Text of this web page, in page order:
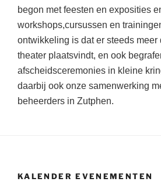
begon met feesten en exposities
workshops,cursussen en
ontwikkeling is dat er steeds meer
theater plaatsvindt, en ook
afscheidsceremonies in kleine
daarbij ook onze samenwerking
beheerders in Zutphen.
KALENDER EVENEMENTEN